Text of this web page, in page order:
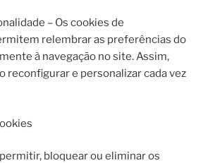
– Os cookies de
relembrar as preferências do
à navegação no site. Assim,
reconfigurar e personalizar cada vez
bloquear ou eliminar os